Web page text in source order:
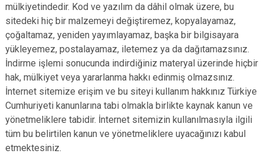
Dikili
Menderes
Karabağlar
mülkiyetindedir. Kod ve yazılım da dâhil olmak üzere, bu
sitedeki hiç bir malzemeyi değiştiremez, kopyalayamaz,
çoğaltamaz, yeniden yayımlayamaz, başka bir bilgisayara
yükleyemez, postalayamaz, iletemez ya da dağıtamazsınız.
İndirme işlemi sonucunda indirdiğiniz materyal üzerinde hiçbir
hak, mülkiyet veya yararlanma hakkı edinmiş olmazsınız.
İnternet sitemize erişim ve bu siteyi kullanım hakkınız Türkiye
Cumhuriyeti kanunlarına tabi olmakla birlikte kaynak kanun ve
yönetmeliklere tabidir. İnternet sitemizin kullanılmasıyla ilgili
tüm bu belirtilen kanun ve yönetmeliklere uyacağınızı kabul
etmektesiniz.